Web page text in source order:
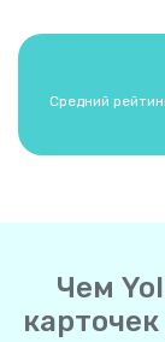
Средний
Чем